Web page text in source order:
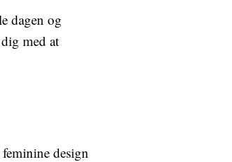
dagen og
med at
design